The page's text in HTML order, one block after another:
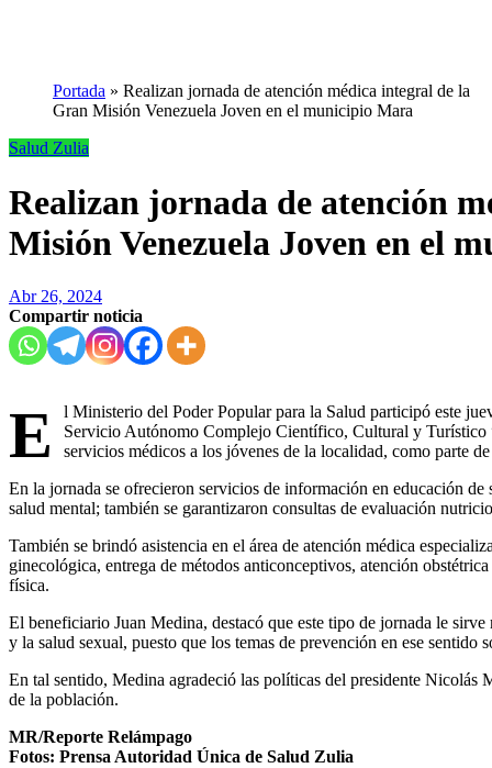
Portada » Realizan jornada de atención médica integral de la
Gran Misión Venezuela Joven en el municipio Mara
Salud Zulia
Realizan jornada de atención
Misión Venezuela Joven en el
Abr 26, 2024
Compartir noticia
E
l Ministerio del Poder Popular para la Salud participó este
Servicio Autónomo Complejo Científico, Cultural y Turístico
servicios médicos a los jóvenes de la localidad, como parte
En la jornada se ofrecieron servicios de información en educación
salud mental; también se garantizaron consultas de evaluación
También se brindó asistencia en el área de atención médica
ginecológica, entrega de métodos anticonceptivos, atención
física.
El beneficiario Juan Medina, destacó que este tipo de jornada le
y la salud sexual, puesto que los temas de prevención en ese sentido
En tal sentido, Medina agradeció las políticas del presidente Nicolás
de la población.
MR/Reporte Relámpago
Fotos: Prensa Autoridad Única de Salud Zulia